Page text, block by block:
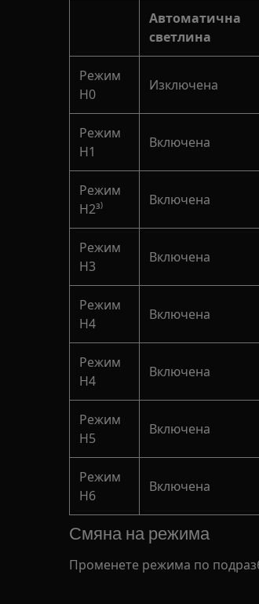
Автоматична
светлина
Режим
H0
Изключена
Режим
H1
Включена
Режим
H2³⁾
Включена
Режим
H3
Включена
Режим
H4
Включена
Режим
H4
Включена
Режим
H5
Включена
Режим
H6
Включена
Смяна на режима
Променете режима по